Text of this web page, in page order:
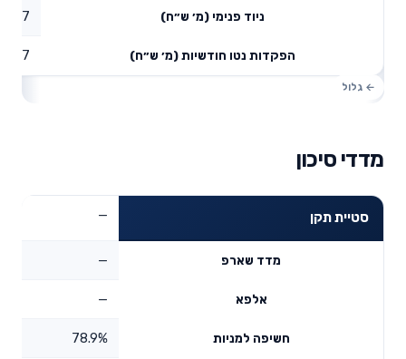
ניוד פנימי (מ׳ ש״ח) 1.87
הפקדות נטו חודשיות (מ׳ ש״ח) 4.07
מדדי סיכון
סטיית תקן —
מדד שארפ —
אלפא —
חשיפה למניות 78.9%